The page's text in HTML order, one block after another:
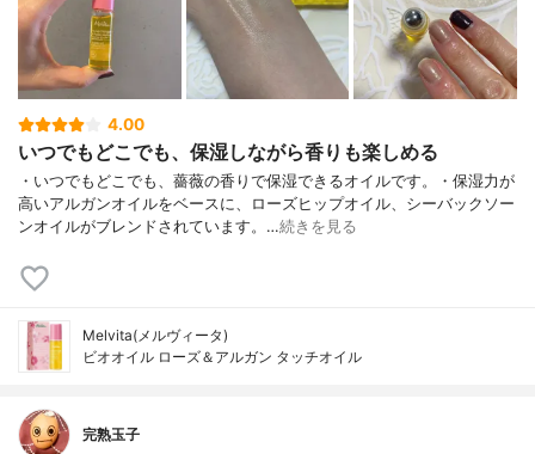
4.00
いつでもどこでも、保湿しながら香りも楽しめる
・いつでもどこでも、薔薇の香りで保湿できるオイルです。・保湿力が
高いアルガンオイルをベースに、ローズヒップオイル、シーバックソー
ンオイルがブレンドされています。…続きを見る
Melvita(メルヴィータ)
ビオオイル ローズ＆アルガン タッチオイル
完熟玉子